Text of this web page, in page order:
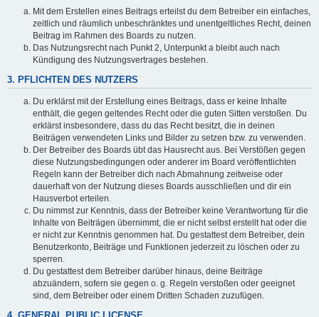
Mit dem Erstellen eines Beitrags erteilst du dem Betreiber ein einfaches,
zeitlich und räumlich unbeschränktes und unentgeltliches Recht, deinen
Beitrag im Rahmen des Boards zu nutzen.
Das Nutzungsrecht nach Punkt 2, Unterpunkt a bleibt auch nach
Kündigung des Nutzungsvertrages bestehen.
3. PFLICHTEN DES NUTZERS
Du erklärst mit der Erstellung eines Beitrags, dass er keine Inhalte
enthält, die gegen geltendes Recht oder die guten Sitten verstoßen. Du
erklärst insbesondere, dass du das Recht besitzt, die in deinen
Beiträgen verwendeten Links und Bilder zu setzen bzw. zu verwenden.
Der Betreiber des Boards übt das Hausrecht aus. Bei Verstößen gegen
diese Nutzungsbedingungen oder anderer im Board veröffentlichten
Regeln kann der Betreiber dich nach Abmahnung zeitweise oder
dauerhaft von der Nutzung dieses Boards ausschließen und dir ein
Hausverbot erteilen.
Du nimmst zur Kenntnis, dass der Betreiber keine Verantwortung für die
Inhalte von Beiträgen übernimmt, die er nicht selbst erstellt hat oder die
er nicht zur Kenntnis genommen hat. Du gestattest dem Betreiber, dein
Benutzerkonto, Beiträge und Funktionen jederzeit zu löschen oder zu
sperren.
Du gestattest dem Betreiber darüber hinaus, deine Beiträge
abzuändern, sofern sie gegen o. g. Regeln verstoßen oder geeignet
sind, dem Betreiber oder einem Dritten Schaden zuzufügen.